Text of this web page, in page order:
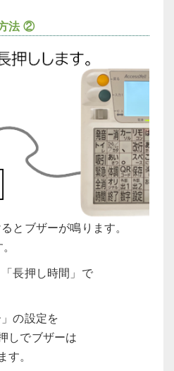
方法 ②
とブザーが鳴ります。
長押し時間」で
の設定を
しでブザーは
。